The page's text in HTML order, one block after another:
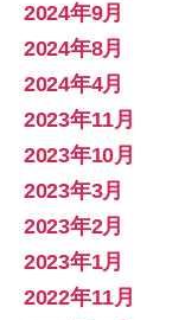
2024年9月
2024年8月
2024年4月
2023年11月
2023年10月
2023年3月
2023年2月
2023年1月
2022年11月